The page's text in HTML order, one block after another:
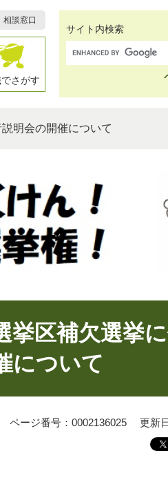
相談窓口
さがす
サイト内検索
明会の開催について
挙区補欠選挙
について
ページ番号：0002136025 更新